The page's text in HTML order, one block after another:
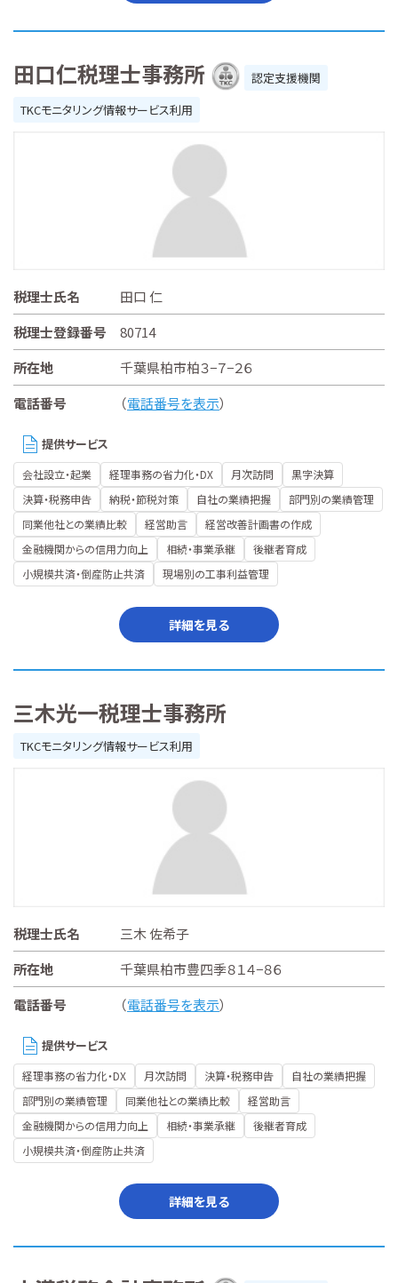
田口仁税理士事務所
認定支援機関
TKCモニタリング情報サービス利用
税理士氏名
田口 仁
税理士登録番号
80714
所在地
千葉県柏市柏３−７−２６
電話番号
（電話番号を表示）
提供サービス
会社設立・起業 経理事務の省力化・DX 月次訪問
黒字決算
決算・税務申告
納税・節税対策 自社の業績把握
部門別の業績管理
同業他社との業績比較
経営助言
経営改善計画書の作成
金融機関からの信用力向上
相続・事業承継
後継者育成
小規模共済・倒産防止共済
現場別の工事利益管理
詳細を見る
三木光一税理士事務所
TKCモニタリング情報サービス利用
税理士氏名
三木 佐希子
所在地
千葉県柏市豊四季８１４−８６
電話番号
（電話番号を表示）
提供サービス
経理事務の省力化・DX 月次訪問 決算・税務申告
自社の業績把握
部門別の業績管理
同業他社との業績比較
経営助言
金融機関からの信用力向上
相続・事業承継
後継者育成
小規模共済・倒産防止共済
詳細を見る